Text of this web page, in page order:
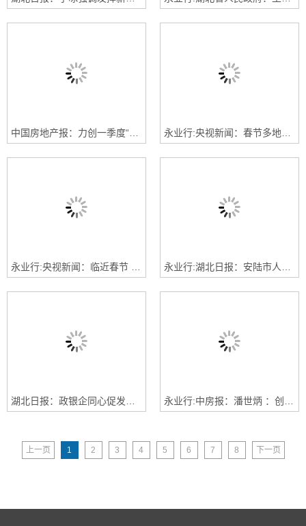
湖北日报：政银企同心促发展 澴水滨携手谱新篇 | 孝南区举办政银企战略合作协议签约活动 永业行:中房报：潘世炳 ：创新和提质是促进房地产行业发展的两大抓手
上一页 1 2 3 4 5 6 7 8 下一页